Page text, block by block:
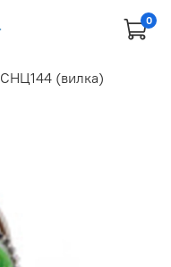
0
СНЦ144 (вилка)